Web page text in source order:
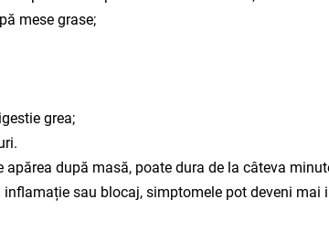
mese grase;
grea;
apărea după masă, poate dura de la câteva
sau blocaj, simptomele pot deveni mai